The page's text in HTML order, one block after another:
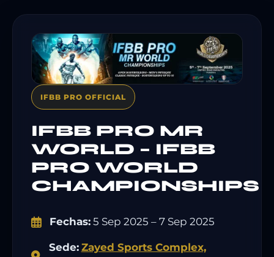
IFBB PRO OFFICIAL
IFBB PRO MR
WORLD – IFBB
PRO WORLD
CHAMPIONSHIPS
Fechas: 5 Sep 2025 – 7 Sep 2025
Sede: Zayed Sports Complex,